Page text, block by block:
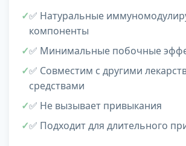
✅ Натуральные
компоненты
✅ Минимальные побочные
✅ Совместим с другими
средствами
✅ Не вызывает привыкания
✅ Подходит для длительного